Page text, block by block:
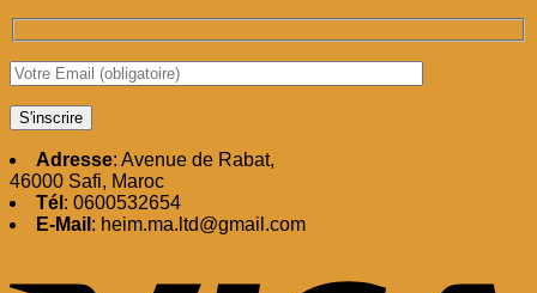
Adresse: Avenue de Rabat,
46000 Safi, Maroc
Tél : 0600532654
E-Mail : heim.ma.ltd@gmail.com